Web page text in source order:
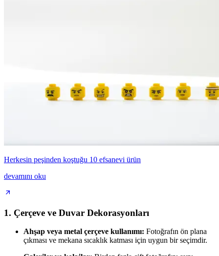
Herkesin peşinden koştuğu 10 efsanevi ürün
devamını oku
1. Çerçeve ve Duvar Dekorasyonları
Ahşap veya metal çerçeve kullanımı: Fotoğrafın ön plana
çıkması ve mekana sıcaklık katması için uygun bir seçimdir.